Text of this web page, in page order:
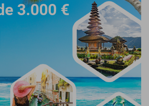
3.000 €